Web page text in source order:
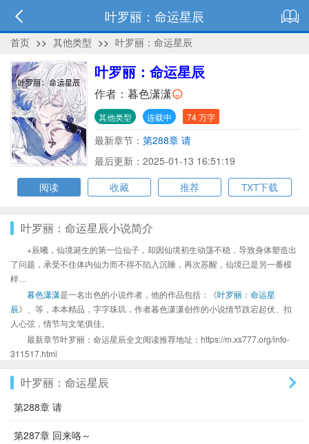
叶罗丽：命运星辰
首页 >> 其他类型 >> 叶罗丽：命运星辰
叶罗丽：命运星辰
作者： 暮色潇潇
其他类型 连载中 74 万字
最新章节： 第288章 请
最后更新：2025-01-13 16:51:19
阅读
收藏 推荐 TXT下载
叶罗丽：命运星辰小说简介
+辰曦，仙境诞生的第一位仙子，却因仙境初生动荡不稳，导致身体塑造出
了问题，承受不住体内仙力而不得不陷入沉睡，再次苏醒，仙境已是另一番模
样…
暮色潇潇是一名出色的小说作者，他的作品包括：《叶罗丽：命运星
辰》、等，本本精品，字字珠玑，作者暮色潇潇创作的小说情节跌宕起伏、扣
人心弦，情节与文笔俱佳。
最新章节叶罗丽：命运星辰全文阅读推荐地址：https://m.xs777.org/info-
311517.html
叶罗丽：命运星辰
第288章 请
第287章 回来咯～